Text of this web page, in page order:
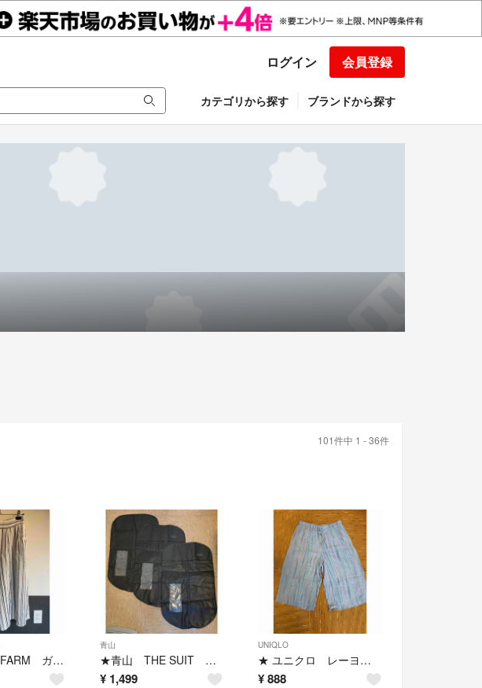
ログイン 会員登録
カテゴリから探す ブランドから探す
101件中 1 - 36件
★LOWRYS FARM ガウチョパンツ ワイドパンツ ストライプ S★
青山
★青山 THE SUIT スーツカバー 衣類カバー ファスナー付 3枚★①
¥ 1,499
UNIQLO
★ ユニクロ レーヨン リラコ 水色 ミッキー M★
¥888